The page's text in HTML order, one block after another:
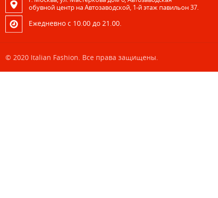
обувной центр на Автозаводской, 1-й этаж павильон 37.
Eжедневно с 10.00 до 21.00.
© 2020 Italian Fashion. Все права защищены.